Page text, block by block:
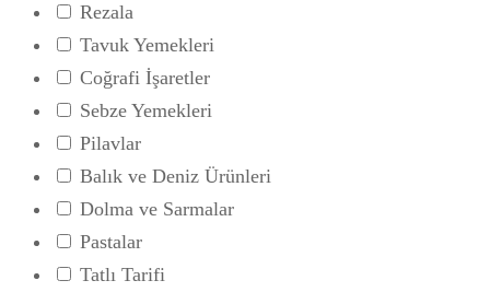
Rezala
Tavuk Yemekleri
Coğrafi İşaretler
Sebze Yemekleri
Pilavlar
Balık ve Deniz Ürünleri
Dolma ve Sarmalar
Pastalar
Tatlı Tarifi